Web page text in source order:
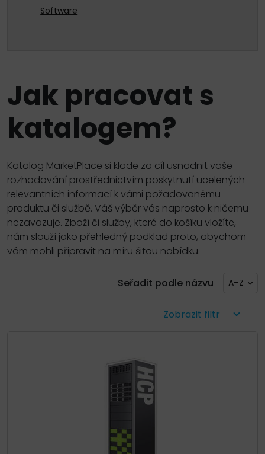
Software
Jak pracovat s
katalogem?
Katalog MarketPlace si klade za cíl usnadnit vaše
rozhodování prostřednictvím poskytnutí ucelených
relevantních informací k vámi požadovanému
produktu či službě. Váš výběr vás naprosto k ničemu
nezavazuje. Zboží či služby, které do košíku vložíte,
nám slouží jako přehledný podklad proto, abychom
vám mohli připravit na míru šitou nabídku.
Seřadit podle názvu A–Z
Zobrazit filtr